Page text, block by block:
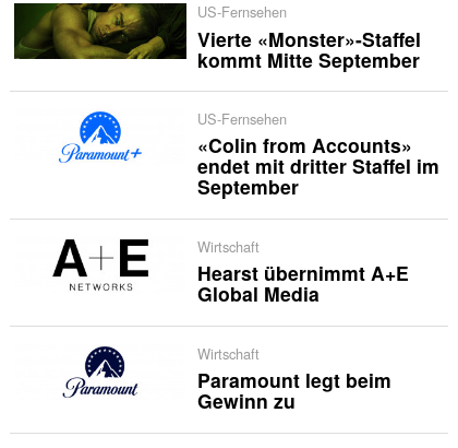
US-Fernsehen
Vierte «Monster»-Staffel
kommt Mitte September
US-Fernsehen
«Colin from Accounts»
endet mit dritter Staffel im
September
Wirtschaft
Hearst übernimmt A+E
Global Media
Wirtschaft
Paramount legt beim
Gewinn zu